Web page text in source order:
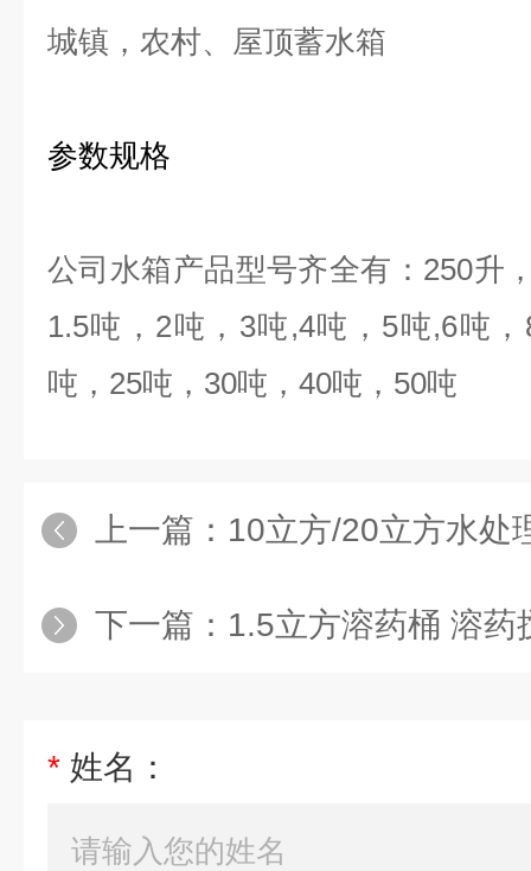
城镇，农村、屋顶蓄水箱
参数规格
公司水箱产品型号齐全有： 250升
1.5吨， 2吨， 3吨,4吨， 5吨,6吨，
吨， 25吨， 30吨， 40吨， 50吨
上一篇： 10立方/20立方水处
下一篇： 1.5立方溶药桶 溶药
* 姓名：